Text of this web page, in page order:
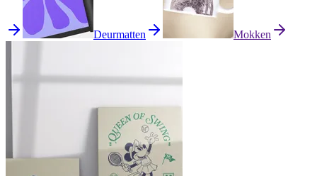
Deurmatten Mokken